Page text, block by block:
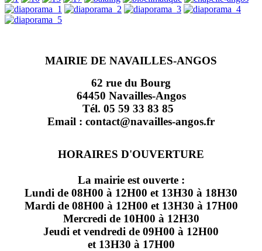
MAIRIE DE NAVAILLES-ANGOS
62 rue du Bourg
64450 Navailles-Angos
Tél. 05 59 33 83 85
Email : contact@navailles-angos.fr
HORAIRES D'OUVERTURE
La mairie est ouverte :
Lundi de 08H00 à 12H00 et 13H30 à 18H30
Mardi de 08H00 à 12H00 et 13H30 à 17H00
Mercredi de 10H00 à 12H30
Jeudi et vendredi de 09H00 à 12H00
et 13H30 à 17H00